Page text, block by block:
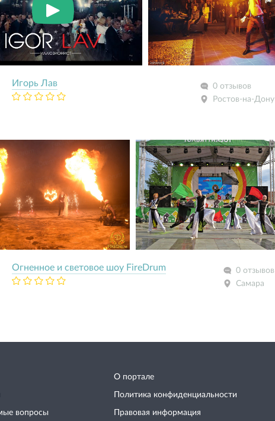
Игорь Лав
0 отзывов
Ростов-на-Дону
Огненное и световое шоу FireDrum
0 отзывов
Самара
вопросы
О портале
Политика конфиденциальности
Правовая информация